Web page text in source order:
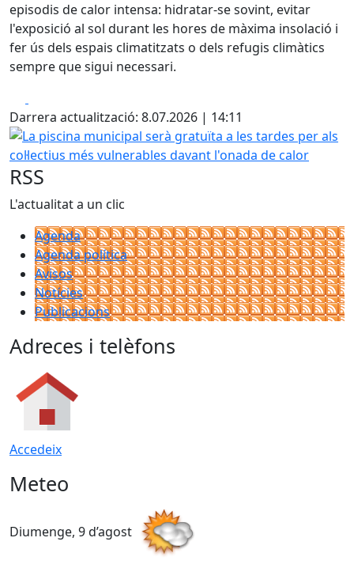
episodis de calor intensa: hidratar-se sovint, evitar
l'exposició al sol durant les hores de màxima insolació i
fer ús dels espais climatitzats o dels refugis climàtics
sempre que sigui necessari.
Darrera actualització: 8.07.2026 | 14:11
La piscina municipal serà gratuïta a les tardes per als
RSS
L'actualitat a un clic
Agenda
Agenda política
Avisos
Notícies
Publicacions
Adreces i telèfons
Accedeix
Meteo
Diumenge, 9 d’agost